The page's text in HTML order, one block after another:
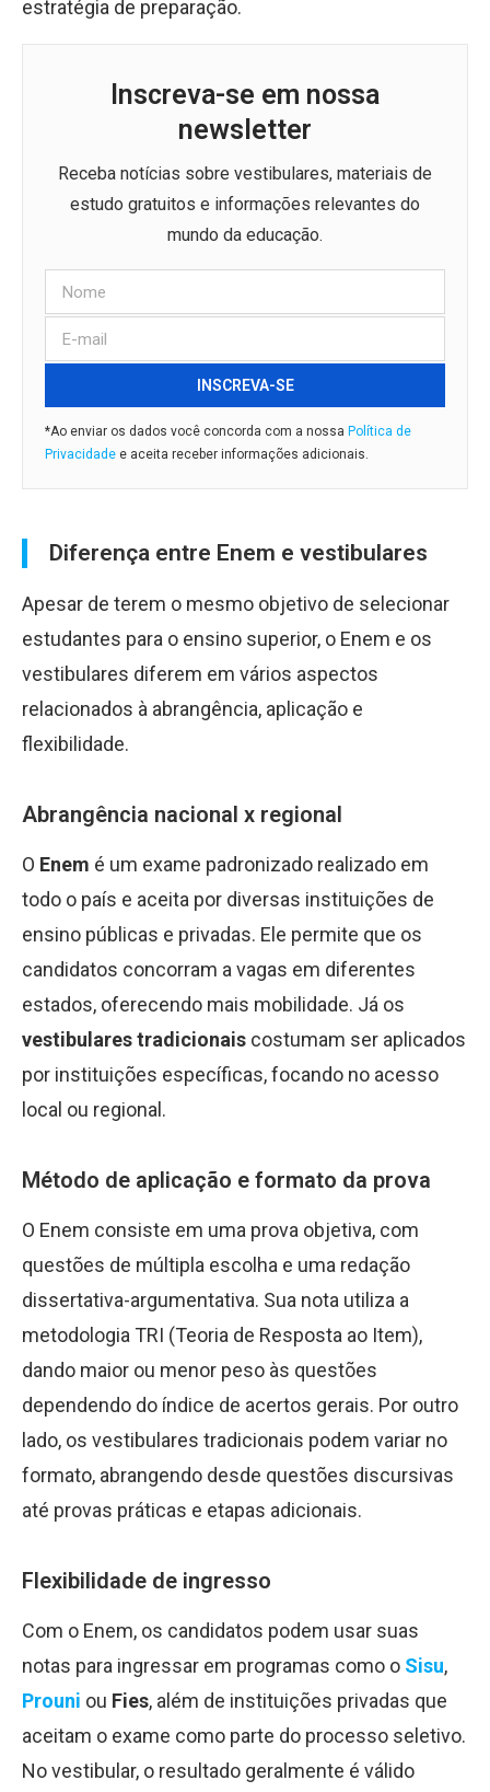
estratégia de preparação.
Inscreva-se em nossa
newsletter
Receba notícias sobre vestibulares, materiais de
estudo gratuitos e informações relevantes do
mundo da educação.
INSCREVA-SE
*Ao enviar os dados você concorda com a nossa Política de
Privacidade e aceita receber informações adicionais.
Diferença entre Enem e vestibulares
Apesar de terem o mesmo objetivo de selecionar
estudantes para o ensino superior, o Enem e os
vestibulares diferem em vários aspectos
relacionados à abrangência, aplicação e
flexibilidade.
Abrangência nacional x regional
O Enem é um exame padronizado realizado em
todo o país e aceita por diversas instituições de
ensino públicas e privadas. Ele permite que os
candidatos concorram a vagas em diferentes
estados, oferecendo mais mobilidade. Já os
vestibulares tradicionais costumam ser aplicados
por instituições específicas, focando no acesso
local ou regional.
Método de aplicação e formato da prova
O Enem consiste em uma prova objetiva, com
questões de múltipla escolha e uma redação
dissertativa-argumentativa. Sua nota utiliza a
metodologia TRI (Teoria de Resposta ao Item),
dando maior ou menor peso às questões
dependendo do índice de acertos gerais. Por outro
lado, os vestibulares tradicionais podem variar no
formato, abrangendo desde questões discursivas
até provas práticas e etapas adicionais.
Flexibilidade de ingresso
Com o Enem, os candidatos podem usar suas
notas para ingressar em programas como o Sisu,
Prouni ou Fies, além de instituições privadas que
aceitam o exame como parte do processo seletivo.
No vestibular, o resultado geralmente é válido